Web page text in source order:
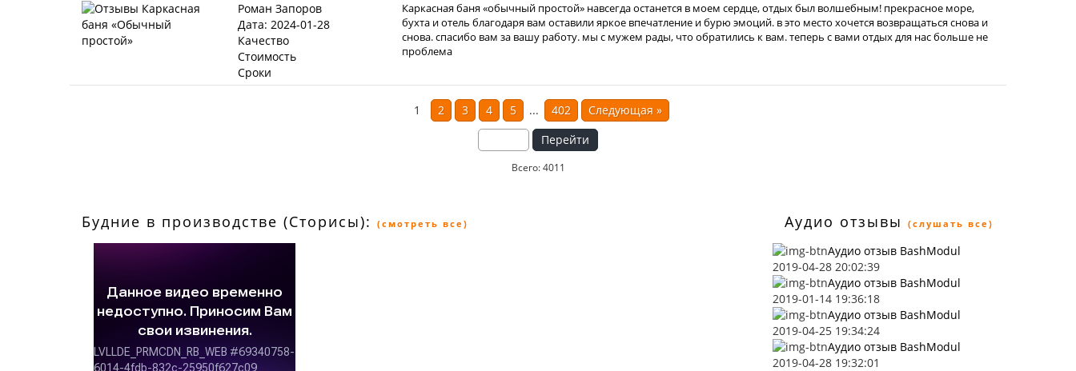
Роман Запоров
Дата: 2024-01-28
Качество
Стоимость
Сроки
Каркасная баня «обычный простой» навсегда останется в моем сердце, отдых был волшебным! прекрасное море,
бухта и отель благодаря вам оставили яркое впечатление и бурю эмоций. в это место хочется возвращаться снова и
снова. спасибо вам за вашу работу. мы с мужем рады, что обратились к вам. теперь с вами отдых для нас больше не
проблема
1 2 3 4 5 ... 402 Следующая »
Перейти
Всего: 4011
Будние в производстве (Сторисы): (смотреть все) Аудио отзывы (слушать все)
Аудио отзыв BashModul
2019-04-28 20:02:39
Аудио отзыв BashModul
2019-01-14 19:36:18
Аудио отзыв BashModul
2019-04-25 19:34:24
Аудио отзыв BashModul
2019-04-28 19:32:01